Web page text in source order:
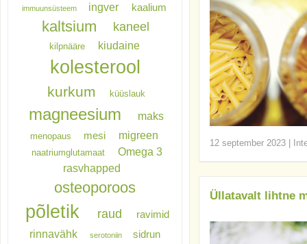
12 september 2023
Üllatavalt lihtne
immuunsüsteem ingver kaalium
kaltsium kaneel
kilpnääre kiudaine
kolesterool
kurkum küüslauk
magneesium maks
menopaus mesi migreen
naatriumglutamaat
Omega 3
rasvhapped
osteoporoos
põletik raud ravimid
rinnavähk serotoniin sidrun